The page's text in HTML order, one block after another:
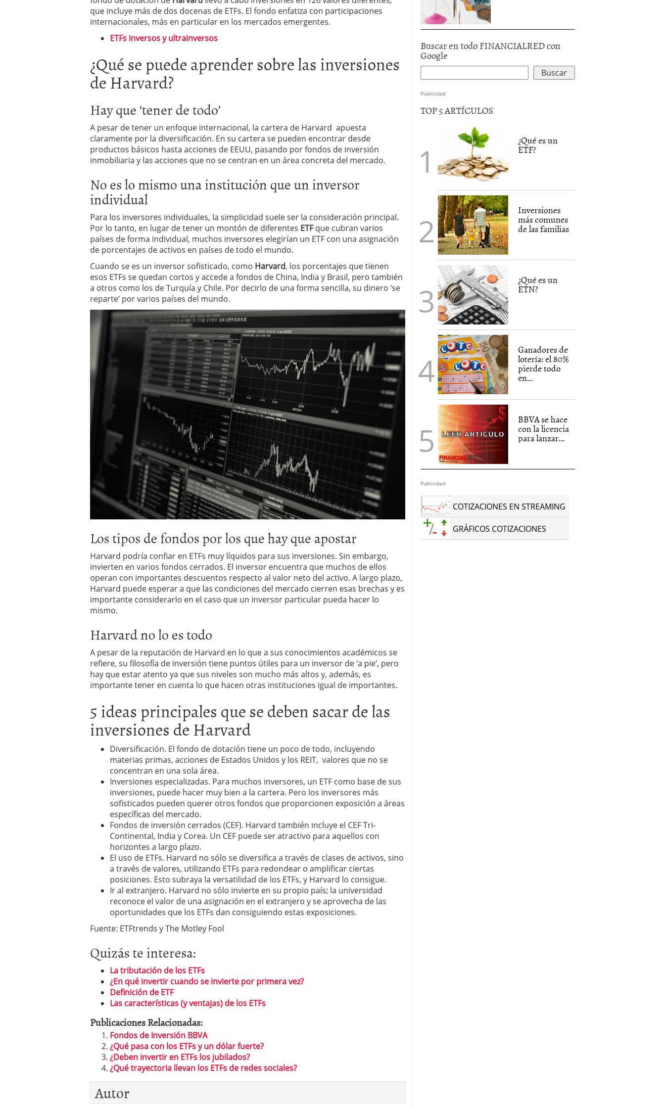
que incluye más de dos docenas de ETFs. El fondo enfatiza con participaciones
internacionales, más en particular en los mercados emergentes.
ETFs inversos y ultrainversos
¿Qué se puede aprender sobre las inversiones
de Harvard?
Hay que ‘tener de todo’
A pesar de tener un enfoque internacional, la cartera de Harvard apuesta
claramente por la diversificación. En su cartera se pueden encontrar desde
productos básicos hasta acciones de EEUU, pasando por fondos de inversión
inmobiliaria y las acciones que no se centran en un área concreta del mercado.
No es lo mismo una institución que un inversor
individual
Para los inversores individuales, la simplicidad suele ser la consideración principal.
Por lo tanto, en lugar de tener un montón de diferentes ETFque cubran varios
países de forma individual, muchos inversores elegirían un ETF con una asignación
de porcentajes de activos en países de todo el mundo.
Cuando se es un inversor sofisticado, como Harvard, los porcentajes que tienen
esos ETFs se quedan cortos y accede a fondos de China, India y Brasil, pero también
a otros como los de Turquía y Chile. Por decirlo de una forma sencilla, su dinero ‘se
reparte’ por varios países del mundo.
Los tipos de fondos por los que hay que apostar
Harvard podría confiar en ETFs muy líquidos para sus inversiones. Sin embargo,
invierten en varios fondos cerrados. El inversor encuentra que muchos de ellos
operan con importantes descuentos respecto al valor neto del activo. A largo plazo,
Harvard puede esperar a que las condiciones del mercado cierren esas brechas y es
importante considerarlo en el caso que un inversor particular pueda hacer lo
mismo.
Harvard no lo es todo
A pesar de la reputación de Harvard en lo que a sus conocimientos académicos se
refiere, su filosofía de inversión tiene puntos útiles para un inversor de ‘a pie’, pero
hay que estar atento ya que sus niveles son mucho más altos y, además, es
importante tener en cuenta lo que hacen otras instituciones igual de importantes.
5 ideas principales que se deben sacar de las
inversiones de Harvard
Diversificación. El fondo de dotación tiene un poco de todo, incluyendo
materias primas, acciones de Estados Unidos y los REIT, valores que no se
concentran en una sola área.
Inversiones especializadas. Para muchos inversores, un ETF como base de sus
inversiones, puede hacer muy bien a la cartera. Pero los inversores más
sofisticados pueden querer otros fondos que proporcionen exposición a áreas
específicas del mercado.
Fondos de inversión cerrados (CEF). Harvard también incluye el CEF Tri-
Continental, India y Corea. Un CEF puede ser atractivo para aquellos con
horizontes a largo plazo.
El uso de ETFs. Harvard no sólo se diversifica a través de clases de activos, sino
a través de valores, utilizando ETFs para redondear o amplificar ciertas
posiciones. Esto subraya la versatilidad de los ETFs, y Harvard lo consigue.
Ir al extranjero. Harvard no sólo invierte en su propio país; la universidad
reconoce el valor de una asignación en el extranjero y se aprovecha de las
oportunidades que los ETFs dan consiguiendo estas exposiciones.
Fuente: ETFtrends y The Motley Fool
Quizás te interesa:
La tributación de los ETFs
¿En qué invertir cuando se invierte por primera vez?
Definición de ETF
Las características (y ventajas) de los ETFs
Publicaciones Relacionadas:
Fondos de Inversión BBVA
¿Qué pasa con los ETFs y un dólar fuerte?
¿Deben invertir en ETFs los jubilados?
¿Qué trayectoria llevan los ETFs de redes sociales?
Autor
Buscar en todo FINANCIALRED con
Google
Publicidad
TOP 5 ARTÍCULOS
¿Qué es un
ETF?
Inversiones
más comunes
de las familias
¿Qué es un
ETN?
Ganadores de
lotería: el 80%
pierde todo
en...
BBVA se hace
con la licencia
para lanzar...
Publicidad
COTIZACIONES EN STREAMING
GRÁFICOS COTIZACIONES